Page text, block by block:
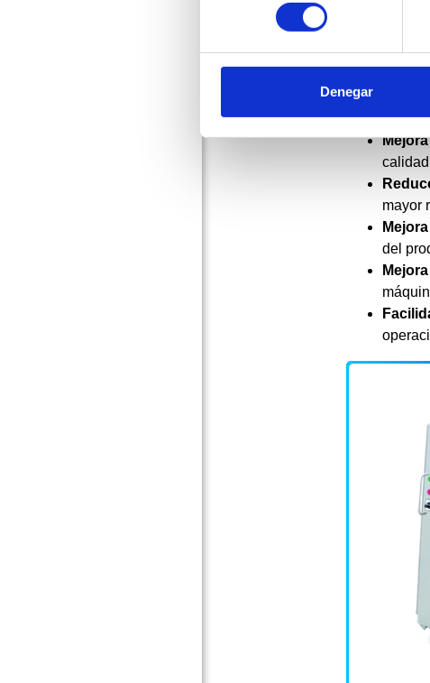
consentimiento
Denegar
mayor
del